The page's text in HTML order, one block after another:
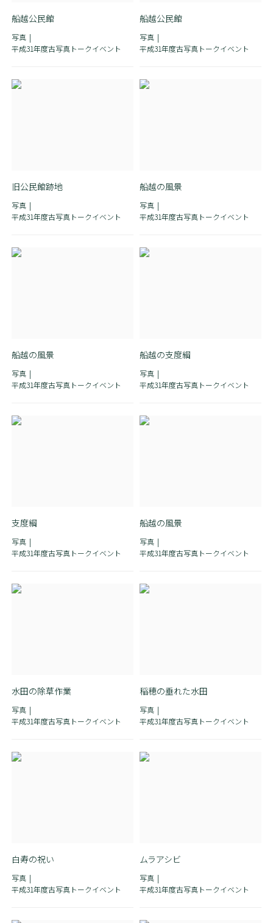
船越公民館
写真
平成31年度古写真トークイベント
船越公民館
写真
平成31年度古写真トークイベント
旧公民館跡地
写真
平成31年度古写真トークイベント
船越の風景
写真
平成31年度古写真トークイベント
船越の風景
写真
平成31年度古写真トークイベント
船越の支度綱
写真
平成31年度古写真トークイベント
支度綱
写真
平成31年度古写真トークイベント
船越の風景
写真
平成31年度古写真トークイベント
水田の除草作業
写真
平成31年度古写真トークイベント
稲穂の垂れた水田
写真
平成31年度古写真トークイベント
白寿の祝い
写真
平成31年度古写真トークイベント
ムラアシビ
写真
平成31年度古写真トークイベント